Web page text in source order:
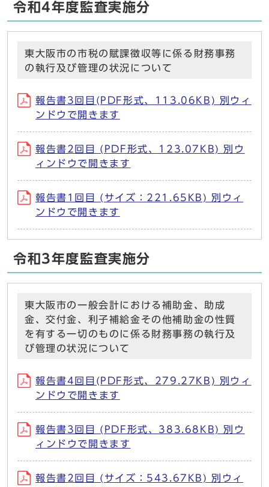
令和4年度監査実施分
東大阪市の市税の賦課徴収等に係る財務事務
の執行及び管理の状況について
報告書3回目(PDF形式、113.06KB) 別ウィ
ンドウで開きます
報告書2回目 (PDF形式、123.07KB) 別ウ
ィンドウで開きます
報告書1回目 (サイズ：221.65KB) 別ウィ
ンドウで開きます
令和3年度監査実施分
東大阪市の一般会計における補助金、助成
金、交付金、利子補給金その他補助金の性質
を有する一切のものに係る財務事務の執行及
び管理の状況について
報告書4回目(PDF形式、279.27KB) 別ウィ
ンドウで開きます
報告書3回目 (PDF形式、383.68KB) 別ウ
ィンドウで開きます
報告書2回目 (サイズ：543.67KB) 別ウィ